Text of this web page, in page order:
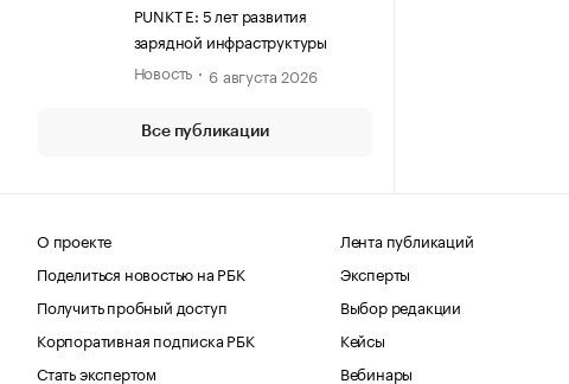
PUNKT E: 5 лет развития
зарядной инфраструктуры
Новость
6 августа 2026
Все публикации
О проекте
Поделиться новостью на РБК
Получить пробный доступ
Корпоративная подписка РБК
Стать экспертом
Лента публикаций
Эксперты
Выбор редакции
Кейсы
Вебинары